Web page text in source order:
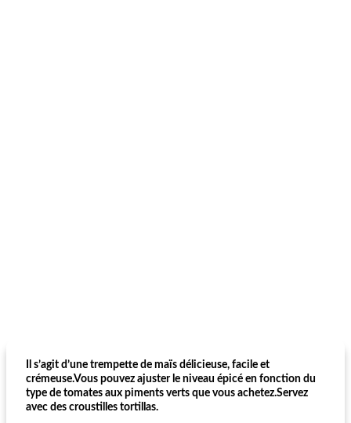
Il s’agit d’une trempette de maïs délicieuse, facile et
crémeuse.Vous pouvez ajuster le niveau épicé en fonction du
type de tomates aux piments verts que vous achetez.Servez
avec des croustilles tortillas.